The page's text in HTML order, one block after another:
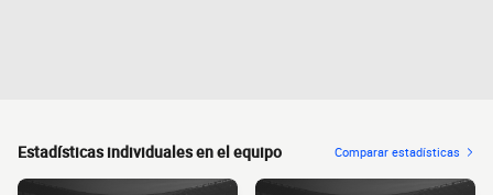
Estadísticas individuales en el equipo Comparar estadísticas